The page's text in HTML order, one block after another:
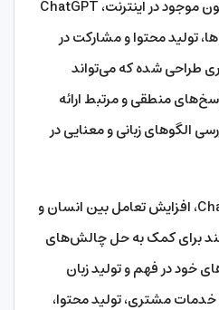
با آموزش داده‌های بزرگ از متون موجود در اینترنت، ChatGPT
تولید محتوا و مشارکت در
طراحی شده که می‌تواند
منطقی و مرتبط ارائه
الگوهای زبانی و معنایی در
هدف اصلی از توسعه ChatGPT، افزایش تعامل بین انسان و
برای کمک به حل چالش‌های
خود در فهم و تولید زبان
مشتری، تولید محتوا،